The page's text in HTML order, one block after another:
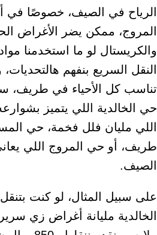
الرياح في الصيف، خصوصًا في
المروج، ممكن يضر الأغراض
والكريستال لو ما استخدمنا
النقل السريع بنفهم
تناسب كل الأحياء في طريف،
حي الخالدية اللي يتميز
اللي مليان فلل فخمة، حي
طريف، أو حي المروج اللي
الصيف.
على سبيل المثال، لو كنت
الخالدية مليانة أغراض زي